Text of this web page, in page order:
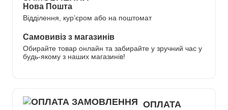
Нова Пошта
Відділення, кур’єром або на поштомат
Самовивіз з магазинів
Обирайте товар онлайн та забирайте у зручний час у
будь-якому з наших магазинів!
ОПЛАТА